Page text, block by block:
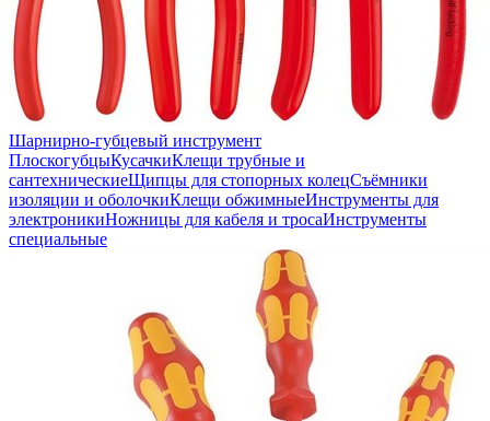
Шарнирно-губцевый инструмент
ПлоскогубцыКусачкиКлещи трубные и
сантехническиеЩипцы для стопорных колецСъёмники
изоляции и оболочкиКлещи обжимныеИнструменты для
электроникиНожницы для кабеля и тросаИнструменты
специальные